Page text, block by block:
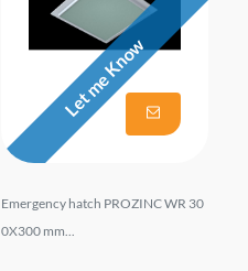
Let me Know
Emergency hatch PROZINC WR 30
0X300 mm...